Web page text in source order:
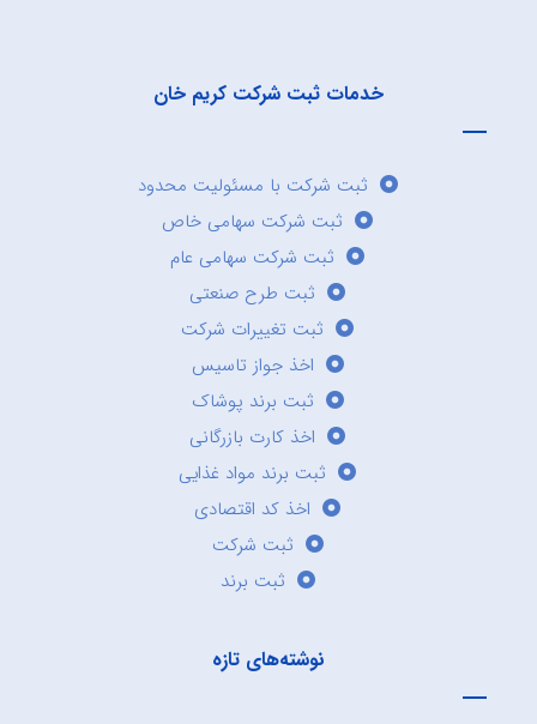
خدمات ثبت شرکت کریم خان
ثبت شرکت با مسئولیت محدود
ثبت شرکت سهامی خاص
ثبت شرکت سهامی عام
ثبت طرح صنعتی
ثبت تغییرات شرکت
اخذ جواز تاسیس
ثبت برند پوشاک
اخذ کارت بازرگانی
ثبت برند مواد غذایی
اخذ کد اقتصادی
ثبت شرکت
ثبت برند
نوشته‌های تازه